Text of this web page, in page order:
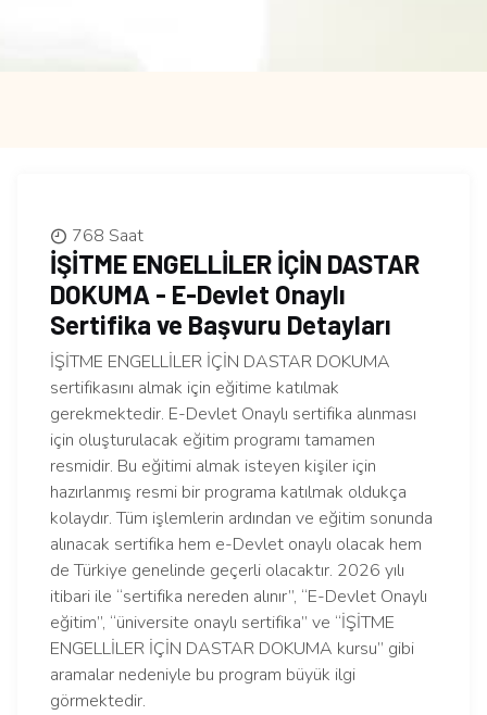
768 Saat
İŞİTME ENGELLİLER İÇİN DASTAR
DOKUMA - E-Devlet Onaylı
Sertifika ve Başvuru Detayları
İŞİTME ENGELLİLER İÇİN DASTAR DOKUMA
sertifikasını almak için eğitime katılmak
gerekmektedir. E-Devlet Onaylı sertifika alınması
için oluşturulacak eğitim programı tamamen
resmidir. Bu eğitimi almak isteyen kişiler için
hazırlanmış resmi bir programa katılmak oldukça
kolaydır. Tüm işlemlerin ardından ve eğitim sonunda
alınacak sertifika hem e-Devlet onaylı olacak hem
de Türkiye genelinde geçerli olacaktır. 2026 yılı
itibari ile “sertifika nereden alınır”, “E-Devlet Onaylı
eğitim”, “üniversite onaylı sertifika” ve “İŞİTME
ENGELLİLER İÇİN DASTAR DOKUMA kursu” gibi
aramalar nedeniyle bu program büyük ilgi
görmektedir.